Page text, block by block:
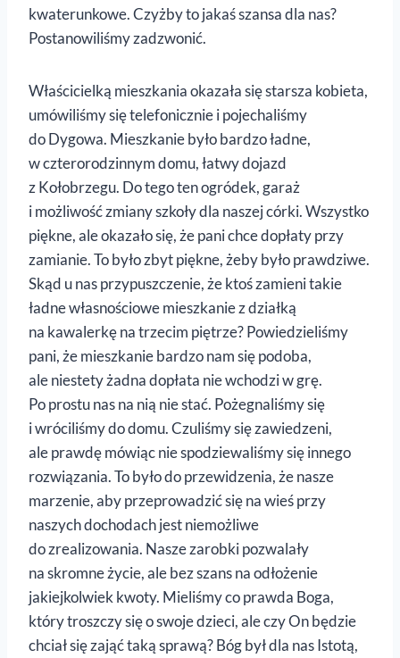
kwaterunkowe. Czyżby to jakaś szansa dla nas?
Postanowiliśmy zadzwonić.
Właścicielką mieszkania okazała się starsza kobieta,
umówiliśmy się telefonicznie i pojechaliśmy
do Dygowa. Mieszkanie było bardzo ładne,
w czterorodzinnym domu, łatwy dojazd
z Kołobrzegu. Do tego ten ogródek, garaż
i możliwość zmiany szkoły dla naszej córki. Wszystko
piękne, ale okazało się, że pani chce dopłaty przy
zamianie. To było zbyt piękne, żeby było prawdziwe.
Skąd u nas przypuszczenie, że ktoś zamieni takie
ładne własnościowe mieszkanie z działką
na kawalerkę na trzecim piętrze? Powiedzieliśmy
pani, że mieszkanie bardzo nam się podoba,
ale niestety żadna dopłata nie wchodzi w grę.
Po prostu nas na nią nie stać. Pożegnaliśmy się
i wróciliśmy do domu. Czuliśmy się zawiedzeni,
ale prawdę mówiąc nie spodziewaliśmy się innego
rozwiązania. To było do przewidzenia, że nasze
marzenie, aby przeprowadzić się na wieś przy
naszych dochodach jest niemożliwe
do zrealizowania. Nasze zarobki pozwalały
na skromne życie, ale bez szans na odłożenie
jakiejkolwiek kwoty. Mieliśmy co prawda Boga,
który troszczy się o swoje dzieci, ale czy On będzie
chciał się zająć taką sprawą? Bóg był dla nas Istotą,